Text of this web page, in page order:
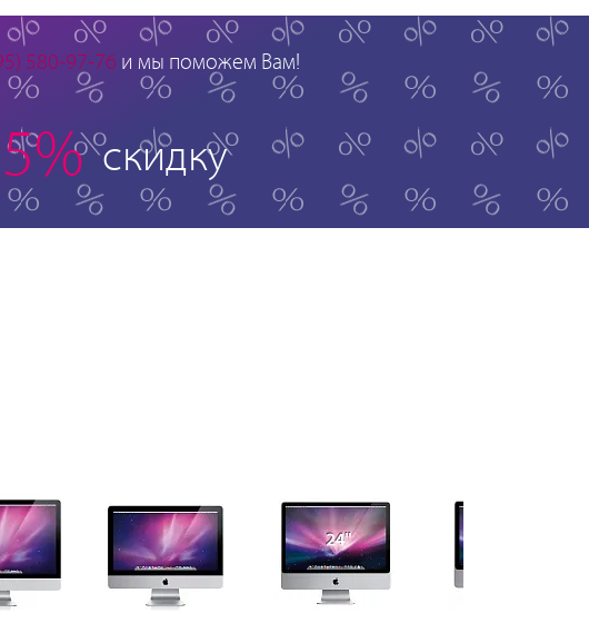
580-97-76 и мы поможем Вам!
5%скидку